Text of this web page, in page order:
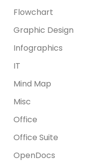
Flowchart
Graphic Design
Infographics
IT
Mind Map
Misc
Office
Office Suite
OpenDocs